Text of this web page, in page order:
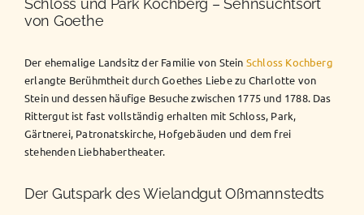
von Goethe
Der ehemalige Landsitz der Familie von Stein Schloss Kochberg
erlangte Berühmtheit durch Goethes Liebe zu Charlotte von
Stein und dessen häufige Besuche zwischen 1775 und 1788. Das
Rittergut ist fast vollständig erhalten mit Schloss, Park,
Gärtnerei, Patronatskirche, Hofgebäuden und dem frei
stehenden Liebhabertheater.
Der Gutspark des Wielandgut Oßmannstedts